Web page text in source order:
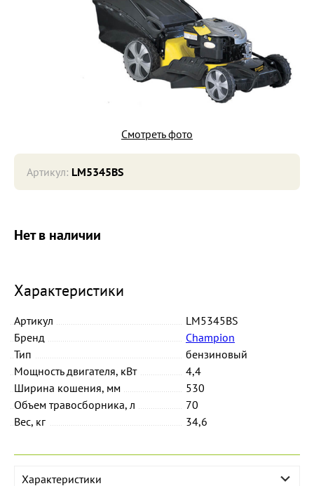
Смотреть фото
Нет в наличии
Характеристики
Артикул
LM5345BS
Бренд
Champion
Тип
бензиновый
Мощность двигателя, кВт
4,4
Ширина кошения, мм
530
Объем травосборника, л
70
Вес, кг
34,6
Артикул: LM5345BS
Характеристики